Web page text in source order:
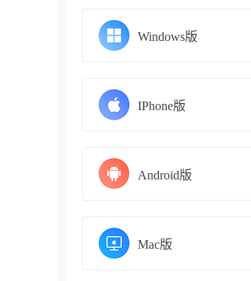
Windows版
IPhone版
Android版
Mac版